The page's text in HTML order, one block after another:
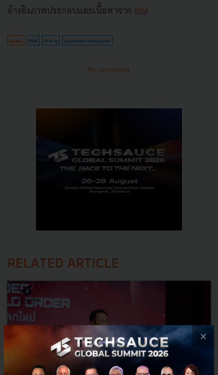
อ้างอิงภาพประกอบและเนื้อหาจาก IBM
News IBM ibm-q quantum-computer
No comment
RELATED ARTICLE
×